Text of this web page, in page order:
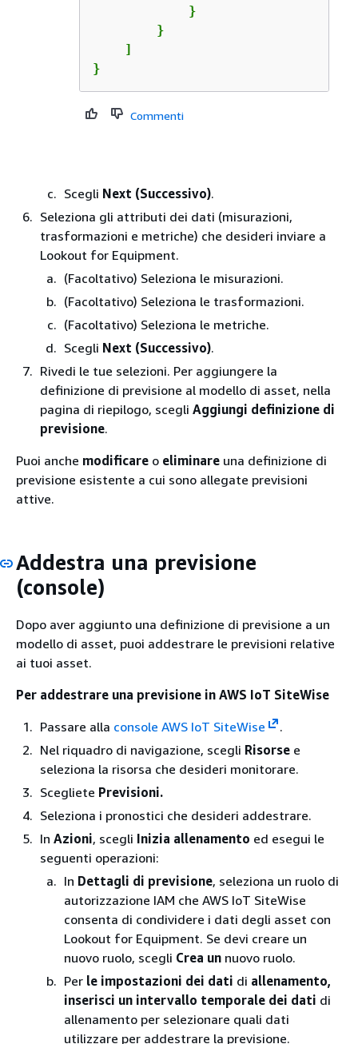
            }
        }
    ]
}
Commenti
Scegli Next (Successivo).
Seleziona gli attributi dei dati (misurazioni,
trasformazioni e metriche) che desideri inviare a
Lookout for Equipment.
(Facoltativo) Seleziona le misurazioni.
(Facoltativo) Seleziona le trasformazioni.
(Facoltativo) Seleziona le metriche.
Scegli Next (Successivo).
Rivedi le tue selezioni. Per aggiungere la
definizione di previsione al modello di asset, nella
pagina di riepilogo, scegli Aggiungi definizione di
previsione.
Puoi anche modificare o eliminare una definizione di
previsione esistente a cui sono allegate previsioni
attive.
Addestra una previsione
(console)
Dopo aver aggiunto una definizione di previsione a un
modello di asset, puoi addestrare le previsioni relative
ai tuoi asset.
Per addestrare una previsione in AWS IoT SiteWise
Passare alla console AWS IoT SiteWise
.
Nel riquadro di navigazione, scegli Risorse e
seleziona la risorsa che desideri monitorare.
Scegliete Previsioni.
Seleziona i pronostici che desideri addestrare.
In Azioni, scegli Inizia allenamento ed esegui le
seguenti operazioni:
In Dettagli di previsione, seleziona un ruolo di
autorizzazione IAM che AWS IoT SiteWise
consenta di condividere i dati degli asset con
Lookout for Equipment. Se devi creare un
nuovo ruolo, scegli Crea un nuovo ruolo.
Per le impostazioni dei dati di allenamento,
inserisci un intervallo temporale dei dati di
allenamento per selezionare quali dati
utilizzare per addestrare la previsione.